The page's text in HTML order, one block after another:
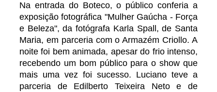
Na entrada do Boteco, o público conferia a
exposição fotográfica "Mulher Gaúcha - Força
e Beleza", da fotógrafa Karla Spall, de Santa
Maria, em parceria com o Armazém Criollo. A
noite foi bem animada, apesar do frio intenso,
recebendo um bom público para o show que
mais uma vez foi sucesso. Luciano teve a
parceria de Edilberto Teixeira Neto e de